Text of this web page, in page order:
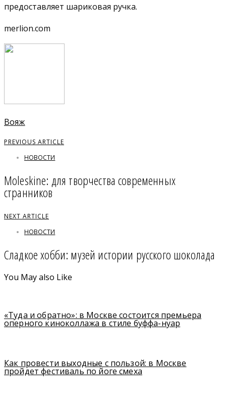
предоставляет шариковая ручка.
merlion.com
Вояж
PREVIOUS ARTICLE
НОВОСТИ
Moleskine: для творчества современных
странников
NEXT ARTICLE
НОВОСТИ
Сладкое хобби: музей истории русского шоколада
You May also Like
«Туда и обратно»: в Москве состоится премьера
оперного киноколлажа в стиле буффа-нуар
Как провести выходные с пользой: в Москве
пройдет фестиваль по йоге смеха